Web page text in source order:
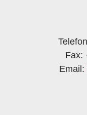
Fax:
Email: